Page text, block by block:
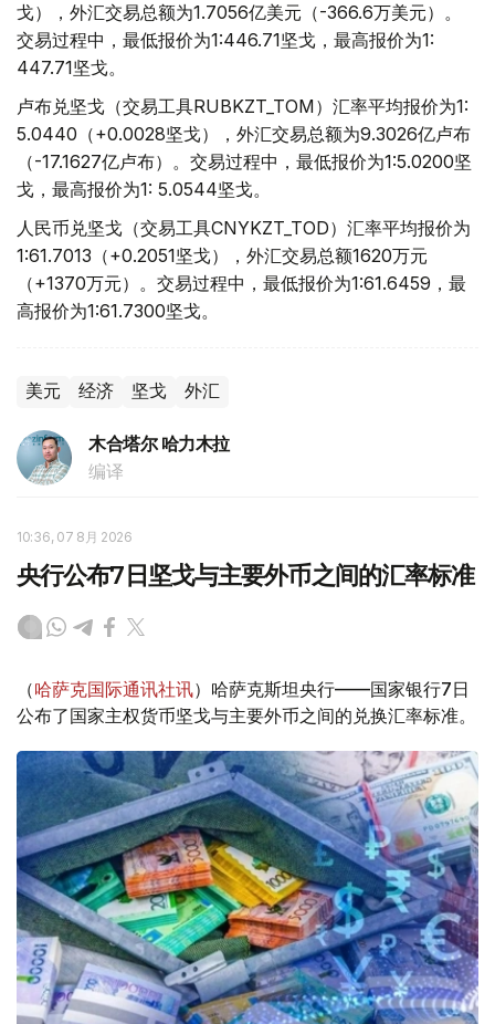
戈），外汇交易总额为1.7056亿美元（-366.6万美元）。
交易过程中，最低报价为1:446.71坚戈，最高报价为1:
447.71坚戈。
卢布兑坚戈（交易工具RUBKZT_TOM）汇率平均报价为1:
5.0440（+0.0028坚戈），外汇交易总额为9.3026亿卢布
（-17.1627亿卢布）。交易过程中，最低报价为1:5.0200坚
戈，最高报价为1: 5.0544坚戈。
人民币兑坚戈（交易工具CNYKZT_TOD）汇率平均报价为
1:61.7013（+0.2051坚戈），外汇交易总额1620万元
（+1370万元）。交易过程中，最低报价为1:61.6459，最
高报价为1:61.7300坚戈。
美元 经济 坚戈 外汇
木合塔尔 哈力木拉
编译
10:36, 07 8月 2026
央行公布7日坚戈与主要外币之间的汇率标准
（哈萨克国际通讯社讯）哈萨克斯坦央行——国家银行7日
公布了国家主权货币坚戈与主要外币之间的兑换汇率标准。